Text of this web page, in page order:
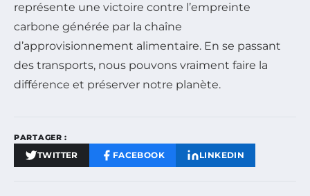
représente une victoire contre l’empreinte
carbone générée par la chaîne
d’approvisionnement alimentaire. En se passant
des transports, nous pouvons vraiment faire la
différence et préserver notre planète.
PARTAGER :
TWITTER FACEBOOK LINKEDIN